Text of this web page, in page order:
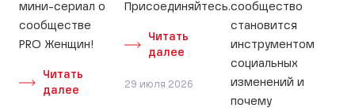
мини-сериал о
сообществе
PRO Женщин!
Читать
далее
Присоединяйтесь.
Читать
далее
29 июля 2026
сообщество
становится
инструментом
социальных
изменений и
почему